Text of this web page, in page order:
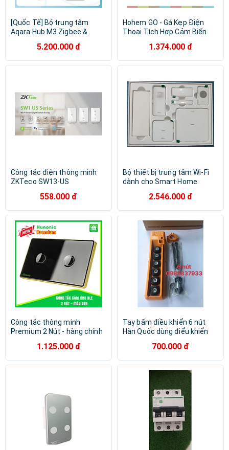
[Quốc Tế] Bộ trung tâm
Aqara Hub M3 Zigbee &
ngoại - Hàng Chính Hãng Bảo
hành 1 Năm
5.200.000 đ
Hohem GO - Gá Kẹp Điện
Thoại Tích Hợp Cảm Biến
Gian Sử Dụng 10 Giờ- Hàng
chính hãng
1.374.000 đ
Công tắc điện thông minh
ZKTeco SW13-US
558.000 đ
Bộ thiết bị trung tâm Wi-Fi
dành cho Smart Home
2.546.000 đ
Công tắc thông minh
Premium 2 Nút - hàng chính
1.125.000 đ
Tay bấm điều khiển 6 nút
Hàn Quốc dùng điểu khiển
700.000 đ